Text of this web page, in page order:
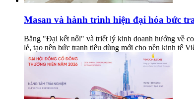
Masan và hành trình hiện đại hóa bức
Bằng "Đại kết nối" và triết lý kinh doanh hướng về
lẻ, tạo nên bức tranh tiêu dùng mới cho nền kinh tế